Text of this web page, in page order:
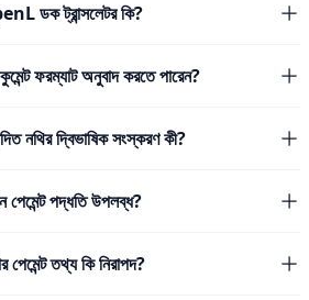
ডক ট্রান্সলেটর কি?
ফরম্যাট অনুবাদ করতে পারেন?
নথির দ্বিভাষিক সংস্করণ কী?
পেমেন্ট পদ্ধতি উপলব্ধ?
পেমেন্ট তথ্য কি নিরাপদ?